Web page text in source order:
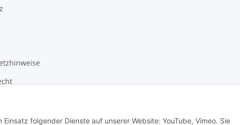
folgender Dienste auf unserer Website: YouTube, Vimeo. Sie